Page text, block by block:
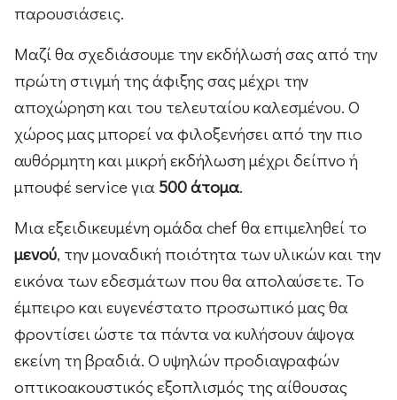
παρουσιάσεις.
Μαζί θα σχεδιάσουμε την εκδήλωσή σας από την
πρώτη στιγμή της άφιξης σας μέχρι την
αποχώρηση και του τελευταίου καλεσμένου. Ο
χώρος μας μπορεί να φιλοξενήσει από την πιο
αυθόρμητη και μικρή εκδήλωση μέχρι δείπνο ή
μπουφέ service για 500 άτομα.
Μια εξειδικευμένη ομάδα chef θα επιμεληθεί το
μενού, την μοναδική ποιότητα των υλικών και την
εικόνα των εδεσμάτων που θα απολαύσετε. Το
έμπειρο και ευγενέστατο προσωπικό μας θα
φροντίσει ώστε τα πάντα να κυλήσουν άψογα
εκείνη τη βραδιά. Ο υψηλών προδιαγραφών
οπτικοακουστικός εξοπλισμός της αίθουσας